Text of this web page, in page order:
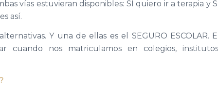
vías estuvieran disponibles: SÍ quiero ir a terapia y
así.
Y una de ellas es el SEGURO ESCOLAR.
cuando nos matriculamos en colegios,